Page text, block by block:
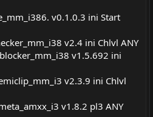
v0.1.0.3 ini Start
v2.4 ini Chlvl ANY
v1.5.692 ini
v2.3.9 ini Chlvl
v1.8.2 pl3 ANY